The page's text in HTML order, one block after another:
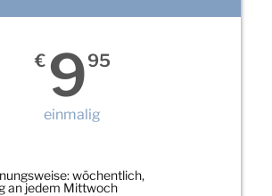
€ 995
einmalig
wöchentlich,
an jedem Mittwoch